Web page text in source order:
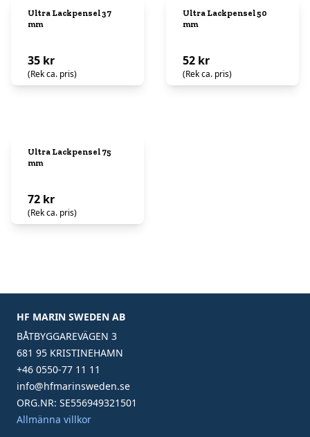
Ultra Lackpensel 37
mm
35 kr
(Rek ca. pris)
Ultra Lackpensel 50
mm
52 kr
(Rek ca. pris)
Ultra Lackpensel 75
mm
72 kr
(Rek ca. pris)
HF MARIN SWEDEN AB
BÅTBYGGAREVÄGEN 3
681 95 KRISTINEHAMN
+46 0550-77 11 11
info@hfmarinsweden.se
ORG.NR: SE556949321501
Allmänna villkor